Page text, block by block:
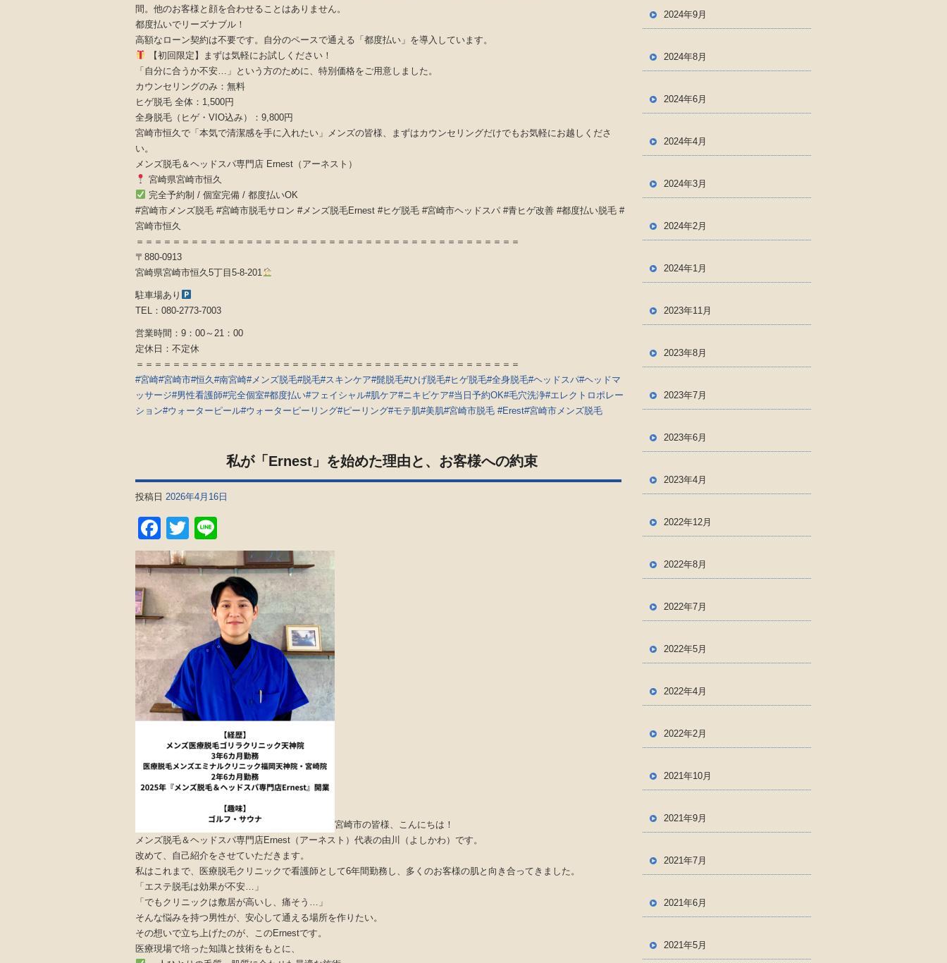
間。他のお客様と顔を合わせることはありません。
都度払いでリーズナブル！
高額なローン契約は不要です。自分のペースで通える「都度払い」を導入しています。
【初回限定】まずは気軽にお試しください！
「自分に合うか不安…」という方のために、特別価格をご用意しました。
カウンセリングのみ：無料
ヒゲ脱毛 全体：1,500円
全身脱毛（ヒゲ・VIO込み）：9,800円
宮崎市恒久で「本気で清潔感を手に入れたい」メンズの皆様、まずはカウンセリングだけでもお気軽にお越しくださ
い。
メンズ脱毛＆ヘッドスパ専門店 Ernest（アーネスト）
宮崎県宮崎市恒久
完全予約制 / 個室完備 / 都度払いOK
#宮崎市メンズ脱毛 #宮崎市脱毛サロン #メンズ脱毛Ernest #ヒゲ脱毛 #宮崎市ヘッドスパ #青ヒゲ改善 #都度払い脱毛 #
宮崎市恒久
＝＝＝＝＝＝＝＝＝＝＝＝＝＝＝＝＝＝＝＝＝＝＝＝＝＝＝＝＝＝＝＝＝＝＝＝＝＝＝＝＝＝
〒880-0913
宮崎県宮崎市恒久5丁目5-8-201
駐車場あり
TEL：080-2773-7003
営業時間：9：00～21：00
定休日：不定休
＝＝＝＝＝＝＝＝＝＝＝＝＝＝＝＝＝＝＝＝＝＝＝＝＝＝＝＝＝＝＝＝＝＝＝＝＝＝＝＝＝＝
#宮崎#宮崎市#恒久#南宮崎#メンズ脱毛#脱毛#スキンケア#髭脱毛#ひげ脱毛#ヒゲ脱毛#全身脱毛#ヘッドスパ#ヘッドマ
ッサージ#男性看護師#完全個室#都度払い#フェイシャル#肌ケア#ニキビケア#当日予約OK#毛穴洗浄#エレクトロポレー
ション#ウォーターピール#ウォーターピーリング#ピーリング#モテ肌#美肌#宮崎市脱毛 #Erest#宮崎市メンズ脱毛
私が「Ernest」を始めた理由と、お客様への約束
投稿日 2026年4月16日
Facebook
Twitter
宮崎市の皆様、こんにちは！
メンズ脱毛＆ヘッドスパ専門店Ernest（アーネスト）代表の由川（よしかわ）です。
改めて、自己紹介をさせていただきます。
私はこれまで、医療脱毛クリニックで看護師として6年間勤務し、多くのお客様の肌と向き合ってきました。
「エステ脱毛は効果が不安…」
「でもクリニックは敷居が高いし、痛そう…」
そんな悩みを持つ男性が、安心して通える場所を作りたい。
その想いで立ち上げたのが、このErnestです。
医療現場で培った知識と技術をもとに、
2024年9月
2024年8月
2024年6月
2024年4月
2024年3月
2024年2月
2024年1月
2023年11月
2023年8月
2023年7月
2023年6月
2023年4月
2022年12月
2022年8月
2022年7月
2022年5月
2022年4月
2022年2月
2021年10月
2021年9月
2021年7月
2021年6月
2021年5月